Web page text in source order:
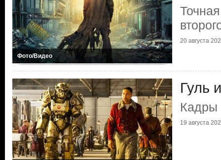
Фото/Видео
20 августа
Гуль
Кадры
19 августа